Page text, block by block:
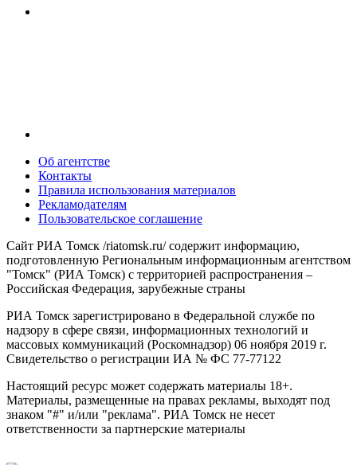
Об агентстве
Контакты
Правила использования материалов
Рекламодателям
Пользовательское соглашение
Сайт РИА Томск /riatomsk.ru/ содержит информацию,
подготовленную Региональным информационным агентством
"Томск" (РИА Томск) с территорией распространения –
Российская Федерация, зарубежные страны
РИА Томск зарегистрировано в Федеральной службе по
надзору в сфере связи, информационных технологий и
массовых коммуникаций (Роскомнадзор) 06 ноября 2019 г.
Свидетельство о регистрации ИА № ФС 77-77122
Настоящий ресурс может содержать материалы 18+.
Материалы, размещенные на правах рекламы, выходят под
знаком "#" и/или "реклама". РИА Томск не несет
ответственности за партнерские материалы